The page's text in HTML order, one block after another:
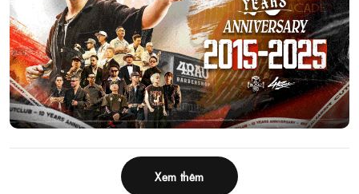
Xem thêm